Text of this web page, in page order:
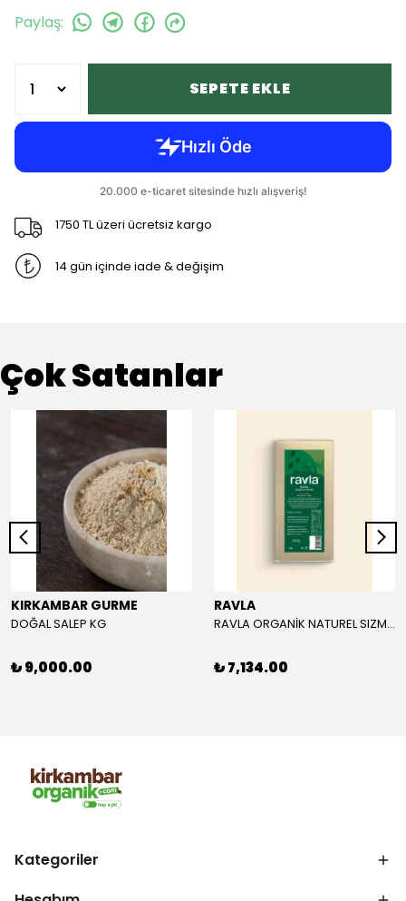
Paylaş:
SEPETE EKLE
1750 TL üzeri ücretsiz kargo
14 gün içinde iade & değişim
Çok Satanlar
KIRKAMBAR GURME
DOĞAL SALEP KG
₺ 9,000.00
RAVLA
RAVLA ORGANİK NATUREL SIZMA ZEYTİNYAĞI 5L
₺ 7,134.00
Kategoriler